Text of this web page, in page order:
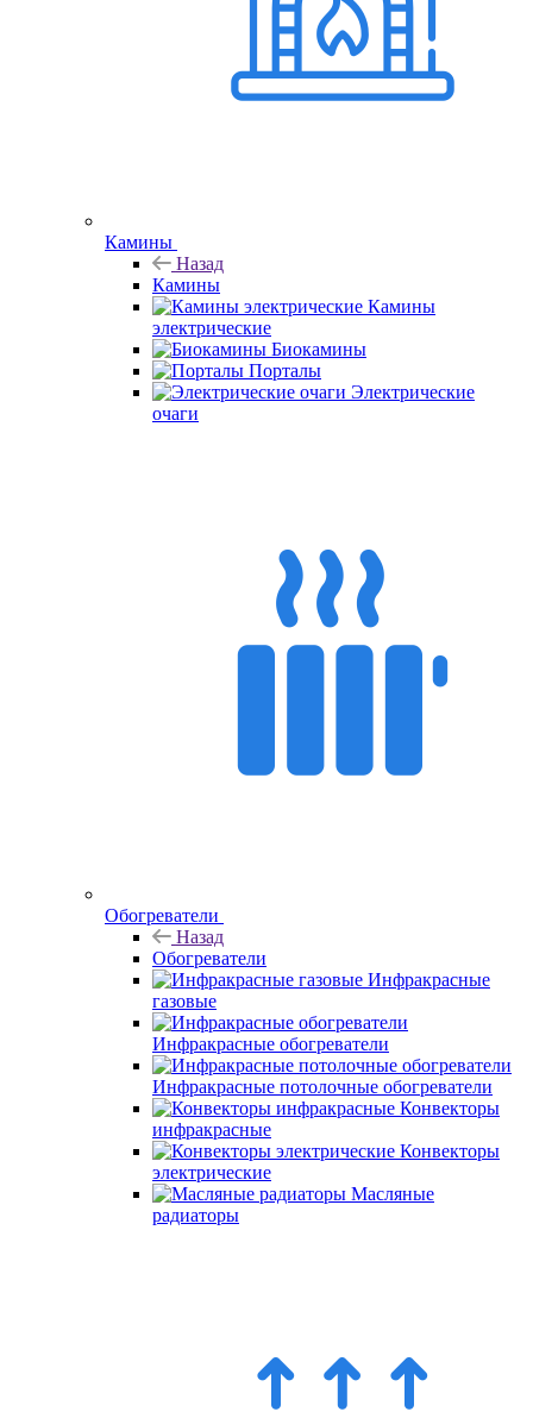
Камины
Назад
Камины
Камины
электрические
Биокамины
Порталы
Электрические
очаги
Обогреватели
Назад
Обогреватели
Инфракрасные
газовые
Инфракрасные обогреватели
Инфракрасные потолочные обогреватели
Конвекторы
инфракрасные
Конвекторы
электрические
Масляные
радиаторы